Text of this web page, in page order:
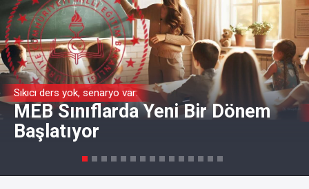
Sıkıcı ders yok, senaryo var:
MEB Sınıflarda Yeni Bir Dönem
Başlatıyor